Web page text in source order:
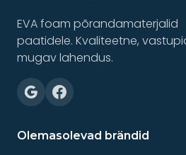
EVA foam põrandamaterjalid
paatidele. Kvaliteetne,
mugav lahendus.
Olemasolevad brändid